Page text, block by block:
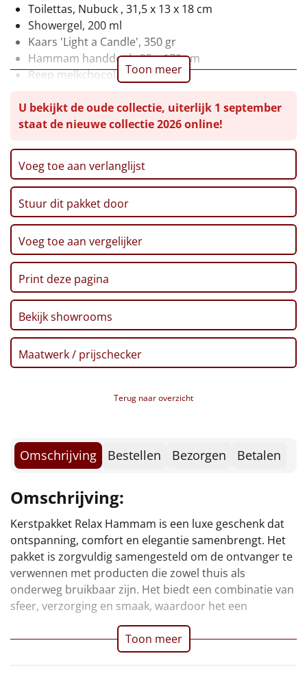
Goedkope
Uniek
Alle thema's
Artikel
Pizzarette
Tas
Wake up light
NIEUW
Borrelplank
Warmtekussen
Slowcooker POPULAIR
Noodradio NIEUW
Deken (fleece plaid)
Alle artikelen
Overige
Ideeën
Personeel
Doe het zelf
Sinterklaaspakketten
Kerstgeschenken 2026
Toilettas, Nubuck , 31,5 x 13 x 18 cm
Showergel, 200 ml
Kaars 'Light a Candle', 350 gr
Hammam handdoek, 95 x 170 cm
Reep melkchocolade, 200 gr
12 cm
Toon meer
U bekijkt de oude collectie, uiterlijk 1 september
staat de nieuwe collectie 2026 online!
Voeg toe aan verlanglijst
Stuur dit pakket door
Voeg toe aan vergelijker
Print deze pagina
Bekijk showrooms
Maatwerk / prijschecker
Terug naar overzicht
Omschrijving Bestellen Bezorgen Betalen
Omschrijving:
Kerstpakket Relax Hammam is een luxe geschenk dat
ontspanning, comfort en elegantie samenbrengt. Het
pakket is zorgvuldig samengesteld om de ontvanger te
verwennen met producten die zowel thuis als
onderweg bruikbaar zijn. Het biedt een combinatie van
sfeer, verzorging en smaak, waardoor het een
geschenk is dat verder gaat dan de feestdagen en nog
Toon meer